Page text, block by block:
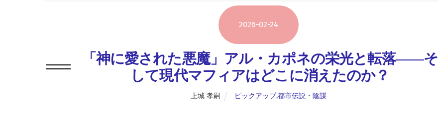
2026-02-24
「神に愛された悪魔」アル・カポネの栄光と転落――そ
して現代マフィアはどこに消えたのか？
上城 孝嗣 ピックアップ,都市伝説・陰謀